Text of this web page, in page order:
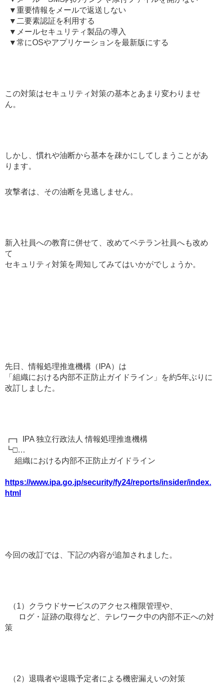
▼重要情報をメールで返送しない
▼二要素認証を利用する
▼メールセキュリティ製品の導入
▼常にOSやアプリケーションを最新版にする
この対策はセキュリティ対策の基本とあまり変わりませ
ん。
しかし、慣れや油断から基本を疎かにしてしまうことがあ
ります。
攻撃者は、その油断を見逃しません。
新入社員への教育に併せて、改めてベテラン社員へも改め
て
セキュリティ対策を周知してみてはいかがでしょうか。
先日、情報処理推進機構（IPA）は
「組織における内部不正防止ガイドライン」を約5年ぶりに
改訂しました。
┏┓ IPA 独立行政法人 情報処理推進機構
┗□…
組織における内部不正防止ガイドライン
https://www.ipa.go.jp/security/fy24/reports/insider/index.
html
今回の改訂では、下記の内容が追加されました。
（1）クラウドサービスのアクセス権限管理や、
ログ・証跡の取得など、テレワーク中の内部不正への対
策
（2）退職者や退職予定者による機密漏えいの対策